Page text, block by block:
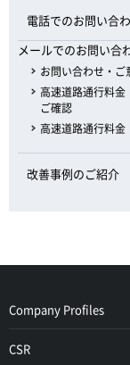
電話でのお問い合
メールでのお問い合
お問い合わせ・ご
高速道路通行料金
ご確認
高速道路通行料金
改善事例のご紹介
Company Profiles
CSR